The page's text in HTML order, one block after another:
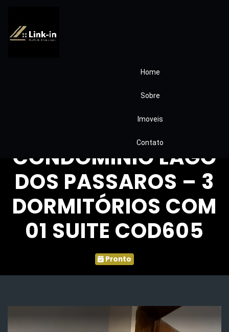
Home
Sobre
Imoveis
Contato
CASA TÉRREA
MODERNA EM
COTIA/SP
CONDOMINIO LAGO
DOS PASSAROS – 3
DORMITÓRIOS COM
01 SUITE COD605
Pronto